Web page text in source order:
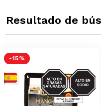
Resultado de
-15 %
SODIO/GRASAS-
SAT